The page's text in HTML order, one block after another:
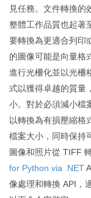
見任務。文件轉換的
整體工作品質也起著
要轉換為更適合列印
的圖像可能是向量格
進行光柵化並以光柵
式以獲得卓越的質量
小。對於必須減小檔
以轉換為有損壓縮格
檔案大小，同時保持
圖像和照片從 TIFF
for Python via .NET
像處理和轉換 API，